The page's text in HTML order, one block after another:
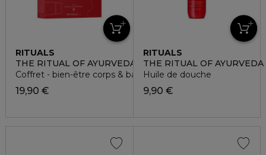
RITUALS
THE RITUAL OF AYURVEDA
Coffret - bien-être corps & bain
19,90 €
RITUALS
THE RITUAL OF AYURVEDA
Huile de douche
9,90 €